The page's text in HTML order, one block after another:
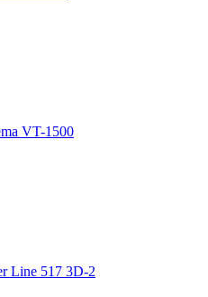
VT-1500
Line 517 3D-2